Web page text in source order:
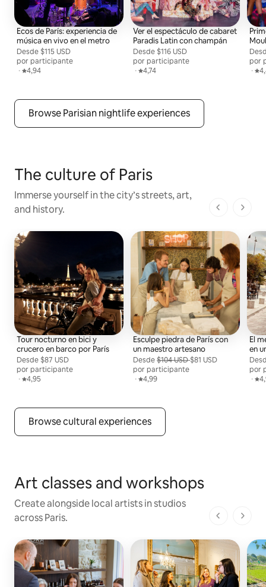
Ecos de París: experiencia de
música en vivo en el metro
Desde $115 USD
por participante
Desde $115 USD por persona
·Calificación promedio: 4,94 de 5
4,94
Ver el espectáculo de cabaret
Paradis Latin con champán
Desde $116 USD
por participante
Desde $116 USD por persona
·Calificación promedio: 4,74 de 5
4,74
por
·
Browse Parisian nightlife experiences
The culture of Paris
Immerse yourself in the city’s streets, art,
and history.
1 de 1
Tour nocturno en bici y
crucero en barco por París
Desde $87 USD
por participante
Desde $87 USD por persona
·Calificación promedio: 4,95 de 5
4,95
Esculpe piedra de París con
un maestro artesano
Desde$104 USD$81 USD
por participante
Desde $81 USD por participante,
·Calificación promedio: 4,99 de 5
4,99
El
en
por
·
Browse cultural experiences
Art classes and workshops
Create alongside local artists in studios
across Paris.
1 de 1